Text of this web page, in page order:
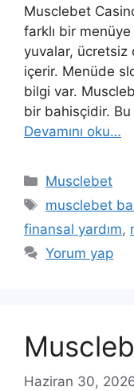
Musclebet
farklı bir
yuvalar, ücretsiz
içerir. Menüde
bilgi var.
bir bahisçidir.
Devamını oku…
Kategoriler
Musclebet
Etiketler
musclebet
finansal yardım,
Yorum yap
Haziran 30,